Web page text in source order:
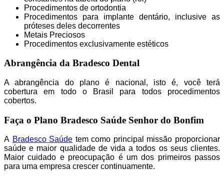
Procedimentos de ortodontia
Procedimentos para implante dentário, inclusive as
próteses deles decorrentes
Metais Preciosos
Procedimentos exclusivamente estéticos
Abrangência da Bradesco Dental
A abrangência do plano é nacional, isto é, você terá
cobertura em todo o Brasil para todos procedimentos
cobertos.
Faça o Plano Bradesco Saúde Senhor do Bonfim
A Bradesco Saúde tem como principal missão proporcionar
saúde e maior qualidade de vida a todos os seus clientes.
Maior cuidado e preocupação é um dos primeiros passos
para uma empresa crescer continuamente.